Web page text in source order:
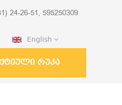
24-26-51, 595250309
English
რუკა